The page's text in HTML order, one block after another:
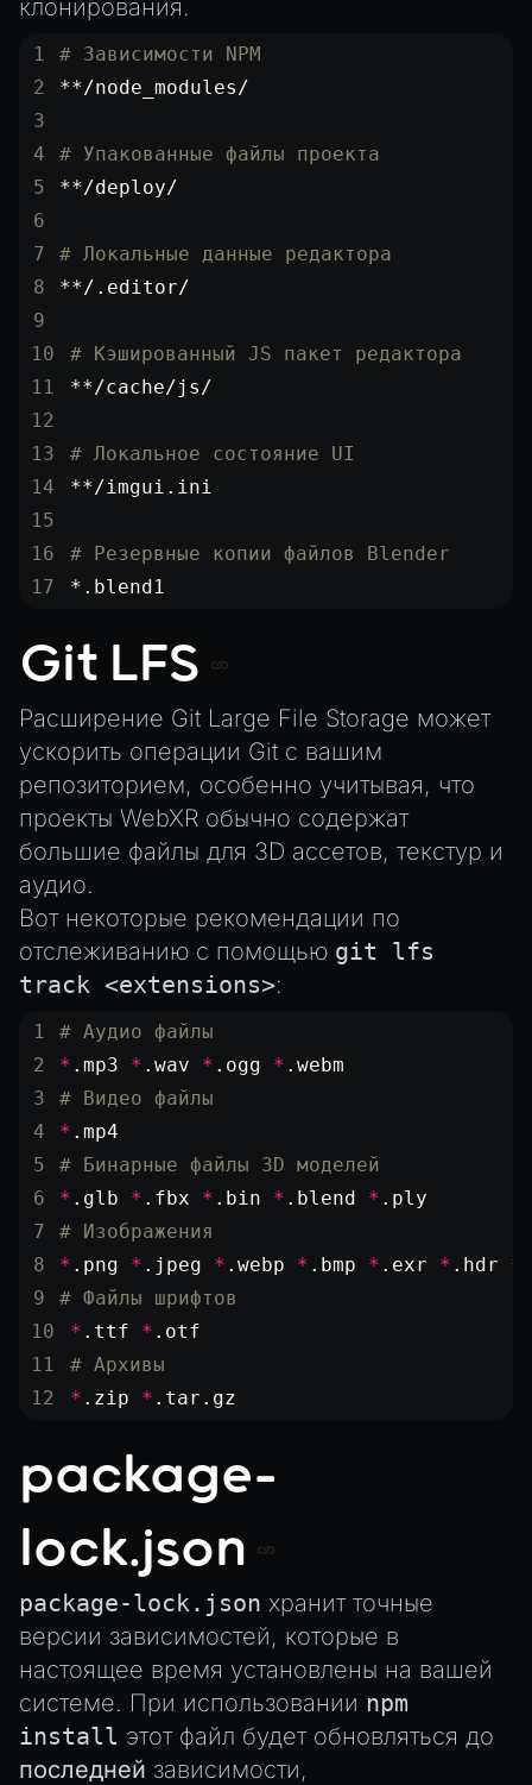
клонирования.
# Зависимости NPM
**/node_modules/
# Упакованные файлы проекта
**/deploy/
# Локальные данные редактора
**/.editor/
# Кэшированный JS пакет редактора
**/cache/js/
# Локальное состояние UI
**/imgui.ini
# Резервные копии файлов Blender
*.blend1
Git LFS
Расширение Git Large File Storage может
ускорить операции Git с вашим
репозиторием, особенно учитывая, что
проекты WebXR обычно содержат
большие файлы для 3D ассетов, текстур и
аудио.
Вот некоторые рекомендации по
отслеживанию с помощью git lfs
track <extensions>:
# Аудио файлы
* .mp3 * .wav * .ogg * .webm
# Видео файлы
* .mp4
# Бинарные файлы 3D моделей
* .glb * .fbx * .bin * .blend * .ply
# Изображения
* .png * .jpeg * .webp * .bmp * .exr * .hdr *
# Файлы шрифтов
* .ttf * .otf
# Архивы
* .zip * .tar.gz
package-
lock.json
package-lock.json хранит точные
версии зависимостей, которые в
настоящее время установлены на вашей
системе. При использовании npm
install этот файл будет обновляться до
последней зависимости,
Pipeline
ProbeVolumeScenario
ProbeVolumeScenarioManager
Scene
SceneResource
Texture
TextureManager
UTILS
BitSet
DefaultPropertyCloner
GLTFExtensions
Logger
math
RetainEmitter
XRSessionState